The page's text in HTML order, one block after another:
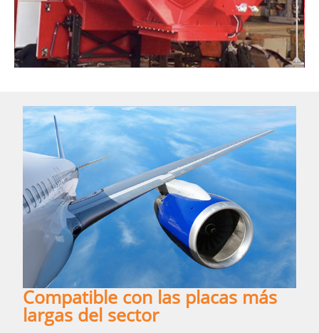
Compatible con las placas más
largas del sector